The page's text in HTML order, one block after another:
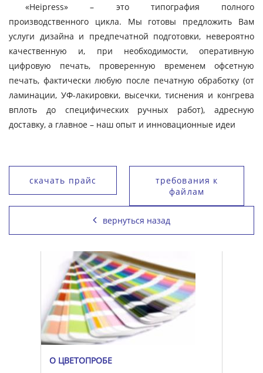
«Heipress» – это типография полного
производственного цикла. Мы готовы предложить Вам
услуги дизайна и предпечатной подготовки, невероятно
качественную и, при необходимости, оперативную
цифровую печать, проверенную временем офсетную
печать, фактически любую после печатную обработку (от
ламинации, УФ-лакировки, высечки, тиснения и конгрева
вплоть до специфических ручных работ), адресную
доставку, а главное – наш опыт и инновационные идеи
скачать прайс
требования к
файлам
вернуться назад
О ЦВЕТОПРОБЕ